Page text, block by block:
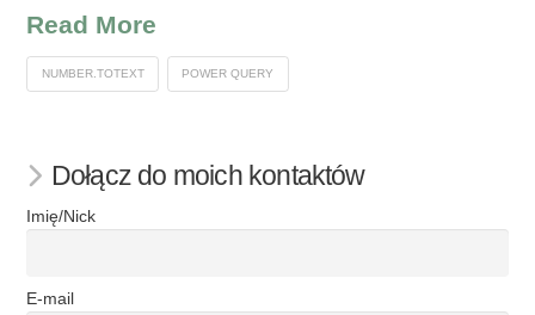
Read More
NUMBER.TOTEXT POWER QUERY
Dołącz do moich kontaktów
Imię/Nick
E-mail